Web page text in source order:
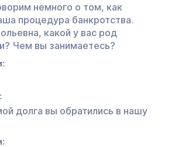
немного о том, как
процедура банкротства.
какой у вас род
Чем вы занимаетесь?
долга вы обратились в нашу